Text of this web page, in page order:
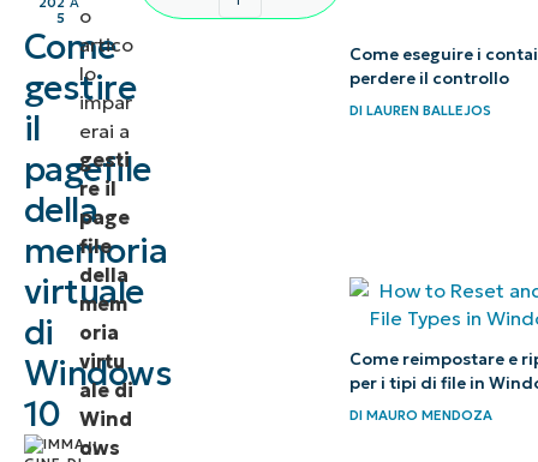
5
Come
gestire
il
pagefile
della
memoria
virtuale
di
Windows
10
di
Informazioni
sulla
memoria
Windows 10
una corretta
configurazione
Accedere
o
artico
lo
impar
erai a
gesti
re il
page
file
della
mem
oria
virtu
ale di
Wind
ows
Come eseguire i
perdere il controllo
DILAUREN BALLEJOS
Come reimpostare e
per i tipi di file in
DIMAURO MENDOZA